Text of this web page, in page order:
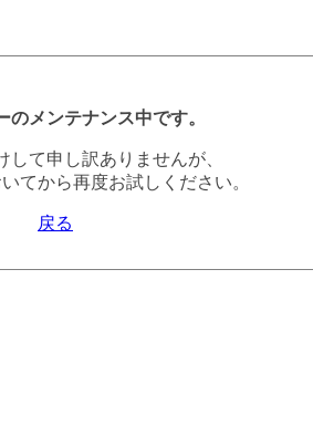
のメンテナンス中です。
して申し訳ありませんが、
てから再度お試しください。
戻る